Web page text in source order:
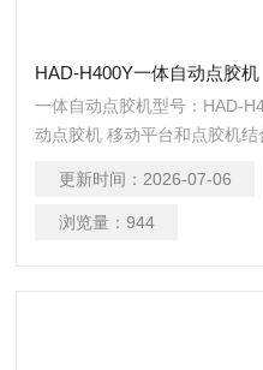
HAD-H400Y一体自动点胶机
一体自动点胶机型号：HAD-
动点胶机 移动平台和点胶机
圆、圆弧和椭圆等图形涂胶；
与重复性；
更新时间： 2026-07-06
浏览量： 944